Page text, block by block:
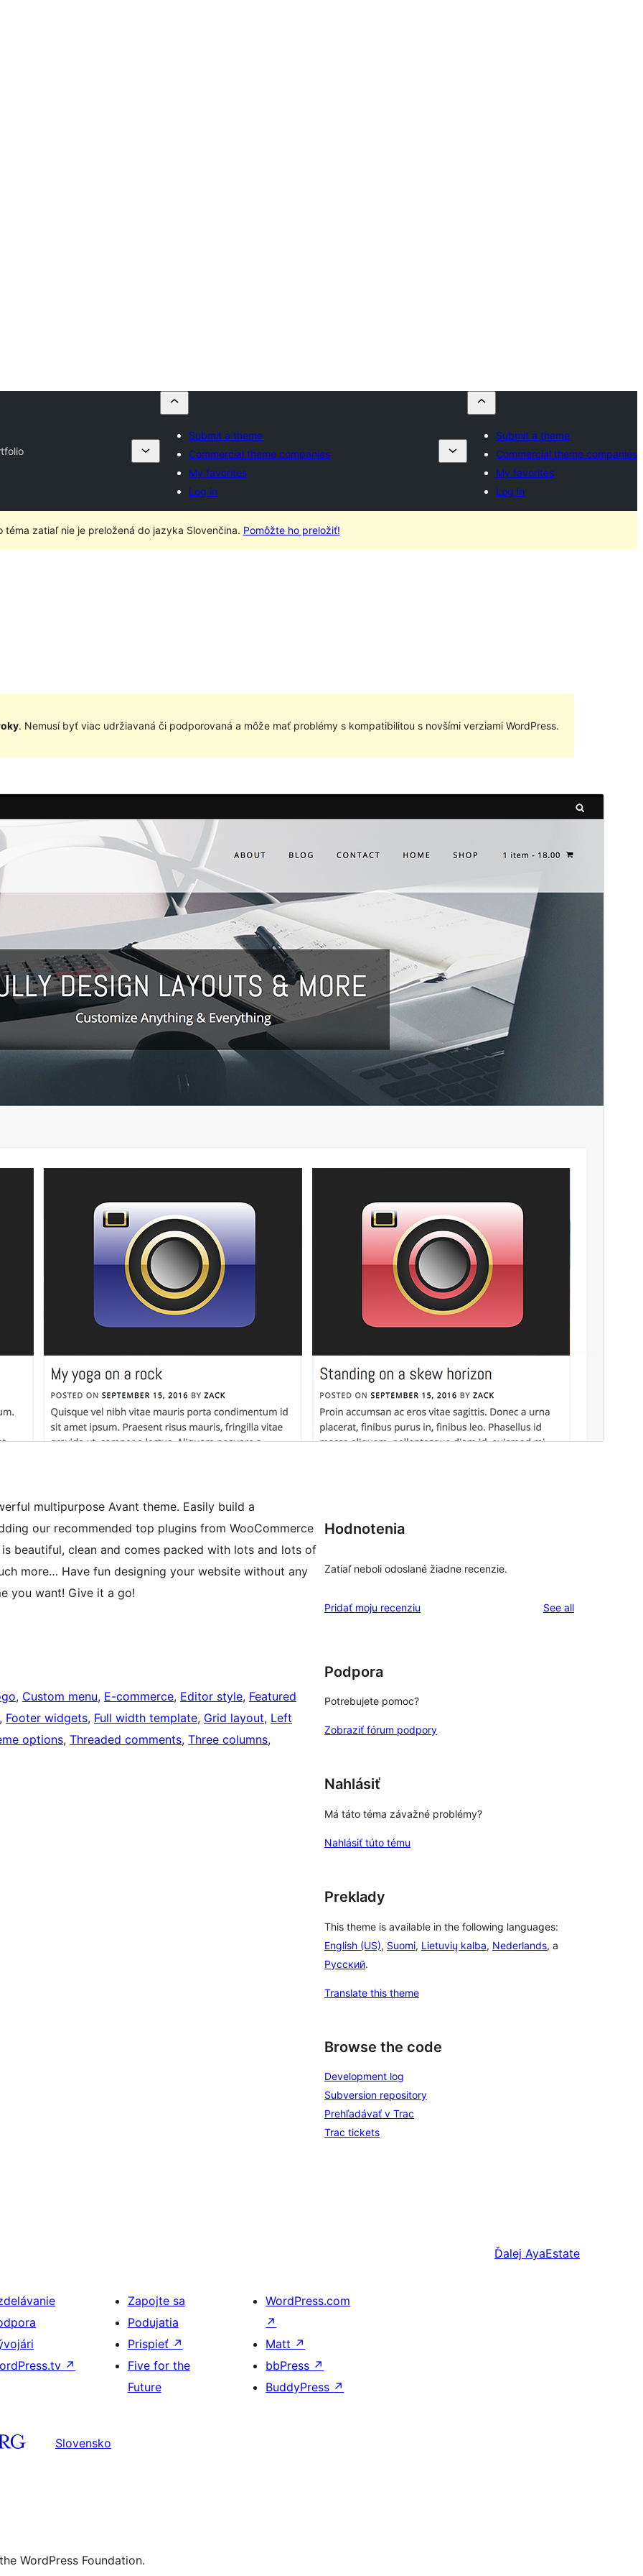
Submit a theme
Commercial theme companies
My favorites
Log in
Submit a theme
Commercial theme companies
My favorites
Log in
téma zatiaľ nie je preložená do jazyka Slovenčina. Pomôžte ho preložiť!
. Nemusí byť viac udržiavaná či podporovaná a môže mať problémy s kompatibilitou s novšími verziami WordPress.
Verzia
30. mája 2018
Active installations
WordPress version
Theme homepage
multipurpose Avant theme. Easily build a
our recommended top plugins from WooCommerce
beautiful, clean and comes packed with lots and lots of
more… Have fun designing your website without any
you want! Give it a go!
, Custom menu, E-commerce, Editor style, Featured
, Footer widgets, Full width template, Grid layout, Left
options, Threaded comments, Three columns
Hodnotenia
Zatiaľ neboli odoslané žiadne recenzie.
Pridať moju recenziu See allreviews
Podpora
Potrebujete pomoc?
Zobraziť fórum podpory
Nahlásiť
Má táto téma závažné problémy?
Nahlásiť túto tému
Preklady
This theme is available in the following languages:
English (US), Suomi, Lietuvių kalba, Nederlands, a
Русский.
Translate this theme
Browse the code
Development log
Subversion repository
Prehľadávať v Trac
Trac tickets
Ďalej AyaEstate
↗
Zapojte sa
Podujatia
Prispieť ↗
Five for the
Future
WordPress.com
↗
Matt ↗
bbPress ↗
BuddyPress ↗
Slovensko
WordPress Foundation.